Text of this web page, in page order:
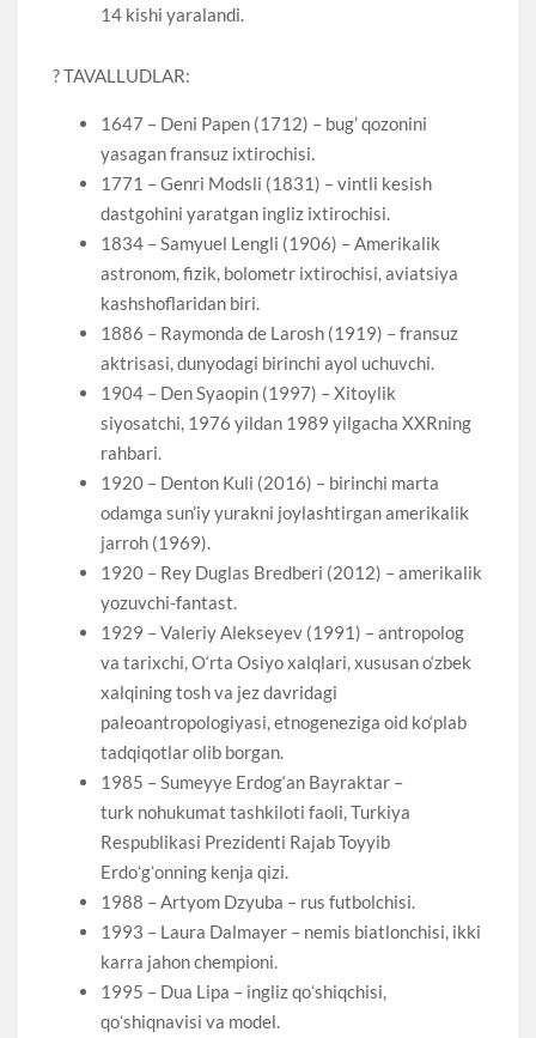
14 kishi yaralandi.
? TAVALLUDLAR:
1647 – Deni Papen (1712) – bug’ qozonini
yasagan fransuz ixtirochisi.
1771 – Genri Modsli (1831) – vintli kesish
dastgohini yaratgan ingliz ixtirochisi.
1834 – Samyuel Lengli (1906) – Amerikalik
astronom, fizik, bolometr ixtirochisi, aviatsiya
kashshoflaridan biri.
1886 – Raymonda de Larosh (1919) – fransuz
aktrisasi, dunyodagi birinchi ayol uchuvchi.
1904 – Den Syaopin (1997) – Xitoylik
siyosatchi, 1976 yildan 1989 yilgacha XXRning
rahbari.
1920 – Denton Kuli (2016) – birinchi marta
odamga sun’iy yurakni joylashtirgan amerikalik
jarroh (1969).
1920 – Rey Duglas Bredberi (2012) – amerikalik
yozuvchi-fantast.
1929 – Valeriy Alekseyev (1991) – antropolog
va tarixchi, O‘rta Osiyo xalqlari, xususan o‘zbek
xalqining tosh va jez davridagi
paleoantropologiyasi, etnogeneziga oid ko‘plab
tadqiqotlar olib borgan.
1985 – Sumeyye Erdog‘an Bayraktar –
turk nohukumat tashkiloti faoli, Turkiya
Respublikasi Prezidenti Rajab Toyyib
Erdoʻgʻonning kenja qizi.
1988 – Artyom Dzyuba – rus futbolchisi.
1993 – Laura Dalmayer – nemis biatlonchisi, ikki
karra jahon chempioni.
1995 – Dua Lipa – ingliz qoʻshiqchisi,
qoʻshiqnavisi va model.